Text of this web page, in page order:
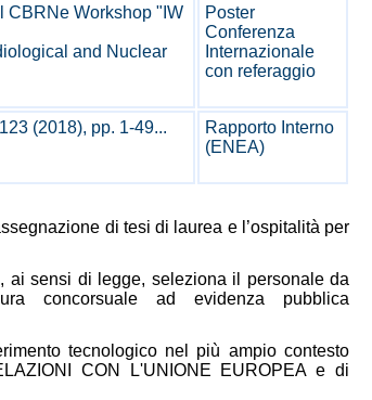
CBRNe Workshop "IW
and Nuclear
Poster
Conferenza
Internazionale
con referaggio
(2018), pp. 1-49...
Rapporto Interno
(ENEA)
di tesi di laurea e l’ospitalità per
ai sensi di legge, seleziona il personale da
concorsuale ad evidenza pubblica
tecnologico nel più ampio contesto
CON L'UNIONE EUROPEA e di